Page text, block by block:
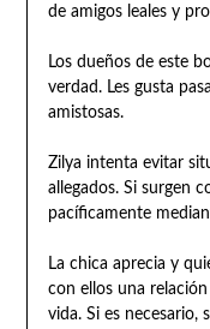
de amigos leales y
Los dueños de este
verdad. Les gusta
amistosas.
Zilya intenta evitar
allegados. Si surgen
pacíficamente
La chica aprecia y
con ellos una
vida. Si es necesario,